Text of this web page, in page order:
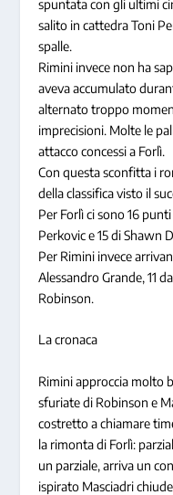
spuntata con gli ultimi
salito in cattedra Toni
spalle.
Rimini invece non ha
aveva accumulato
alternato troppo
imprecisioni. Molte le
attacco concessi a Forlì.
Con questa sconfitta i
della classifica visto il
Per Forlì ci sono 16
Perkovic e 15 di Shawn
Per Rimini invece
Alessandro Grande, 11
Robinson.
La cronaca
Rimini approccia molto
sfuriate di Robinson e
costretto a chiamare
la rimonta di Forlì:
un parziale, arriva un
ispirato Masciadri